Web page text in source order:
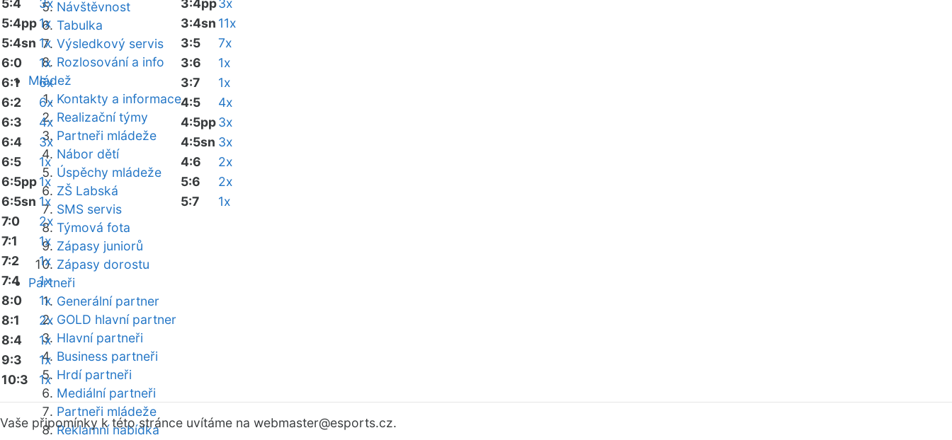
Návštěvnost
Tabulka
Výsledkový servis
Rozlosování a info
Mládež
Kontakty a informace
Realizační týmy
Partneři mládeže
Nábor dětí
Úspěchy mládeže
ZŠ Labská
SMS servis
Týmová fota
Zápasy juniorů
Zápasy dorostu
Partneři
Generální partner
GOLD hlavní partner
Hlavní partneři
Business partneři
Hrdí partneři
Mediální partneři
Partneři mládeže
Reklamní nabídka
5:4
3x
5:4pp1x
5:4sn 1x
6:0
1x
6:1
6x
6:2
6x
6:3
4x
6:4
3x
6:5
1x
6:5pp1x
6:5sn 1x
7:0
2x
7:1
1x
7:2
1x
7:4
1x
8:0
1x
8:1
2x
8:4
1x
9:3
1x
10:3
1x
3:4pp3x
3:4sn 11x
3:5
7x
3:6
1x
3:7
1x
4:5
4x
4:5pp3x
4:5sn 3x
4:6
2x
5:6
2x
5:7
1x
Vaše připomínky k této stránce uvítáme na webmaster@esports.cz.